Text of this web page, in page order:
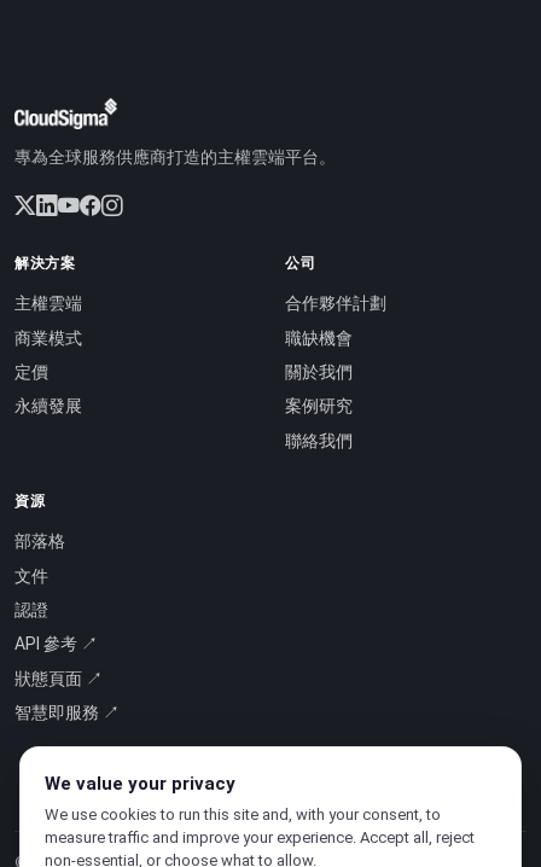
專為全球服務供應商打造的主權雲端平台。
解決方案
主權雲端
商業模式
定價
永續發展
公司
合作夥伴計劃
職缺機會
關於我們
案例研究
聯絡我們
資源
部落格
文件
認證
API 參考 ↗
狀態頁面 ↗
智慧即服務 ↗
© 2026 CloudSigma Holding AG.版權所有.
We value your privacy
We use cookies to run this site and, with your consent, to
measure traffic and improve your experience. Accept all, reject
non-essential, or choose what to allow.